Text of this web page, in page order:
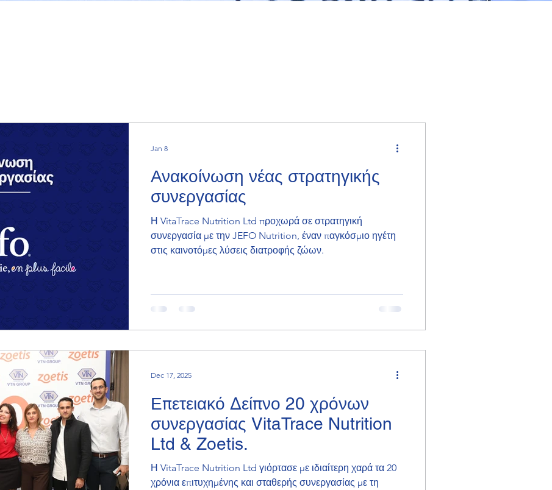
Ανακοίνωση νέας στρατηγικής
συνεργασίας
Η VitaTrace Nutrition Ltd προχωρά σε στρατηγική
συνεργασία με την JEFO Nutrition, έναν παγκόσμιο ηγέτη
στις καινοτόμες λύσεις διατροφής ζώων.
Jan 8
Επετειακό Δείπνο 20 χρόνων
συνεργασίας VitaTrace Nutrition
Ltd & Zoetis.
Η VitaTrace Nutrition Ltd γιόρτασε με ιδιαίτερη χαρά τα 20
χρόνια επιτυχημένης και σταθερής συνεργασίας με τη
Dec 17, 2025